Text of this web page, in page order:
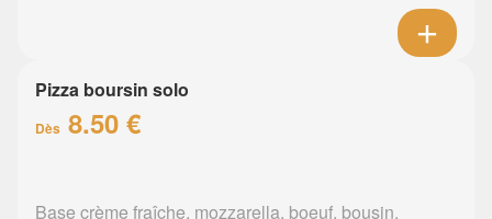
Pizza boursin solo
Dès 8.50 €
Base crème fraîche, mozzarella, boeuf, bousin,